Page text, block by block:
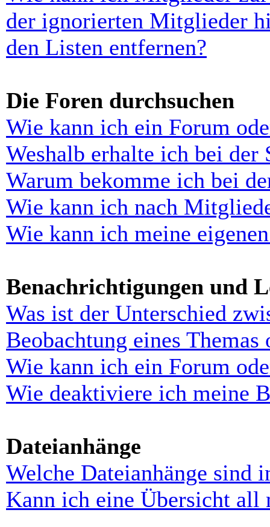
der ignorierten Mitglieder
den Listen entfernen?
Die Foren durchsuchen
Wie kann ich ein Forum
Weshalb erhalte ich bei der
Warum bekomme ich bei
Wie kann ich nach
Wie kann ich meine
Benachrichtigungen und
Was ist der Unterschied
Beobachtung eines Themas
Wie kann ich ein Forum
Wie deaktiviere ich meine
Dateianhänge
Welche Dateianhänge sind
Kann ich eine Übersicht all